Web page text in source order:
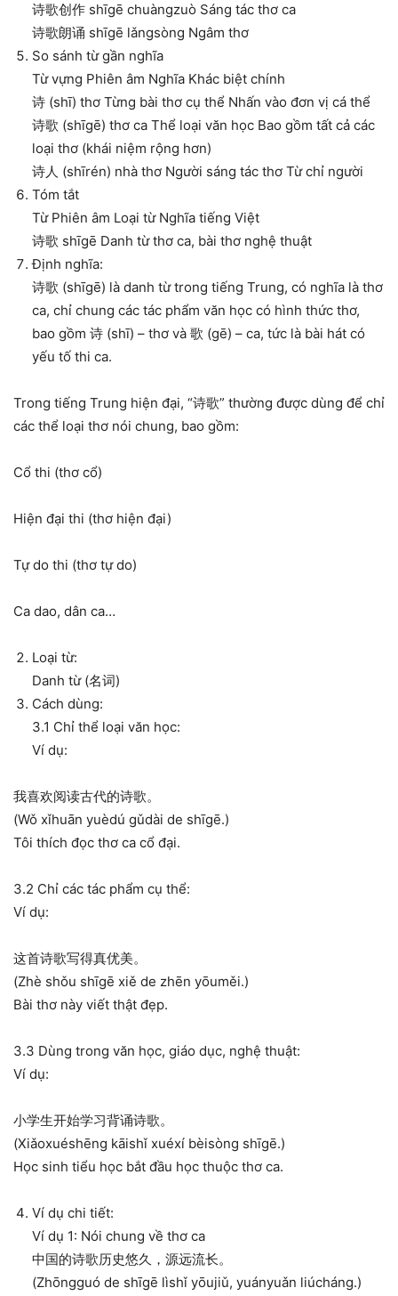
诗歌创作 shīgē chuàngzuò Sáng tác thơ ca
诗歌朗诵 shīgē lǎngsòng Ngâm thơ
So sánh từ gần nghĩa
Từ vựng Phiên âm Nghĩa Khác biệt chính
诗 (shī) thơ Từng bài thơ cụ thể Nhấn vào đơn vị cá thể
诗歌 (shīgē) thơ ca Thể loại văn học Bao gồm tất cả các
loại thơ (khái niệm rộng hơn)
诗人 (shīrén) nhà thơ Người sáng tác thơ Từ chỉ người
Tóm tắt
Từ Phiên âm Loại từ Nghĩa tiếng Việt
诗歌 shīgē Danh từ thơ ca, bài thơ nghệ thuật
Định nghĩa:
诗歌 (shīgē) là danh từ trong tiếng Trung, có nghĩa là thơ
ca, chỉ chung các tác phẩm văn học có hình thức thơ,
bao gồm 诗 (shī) – thơ và 歌 (gē) – ca, tức là bài hát có
yếu tố thi ca.
Trong tiếng Trung hiện đại, “诗歌” thường được dùng để chỉ
các thể loại thơ nói chung, bao gồm:
Cổ thi (thơ cổ)
Hiện đại thi (thơ hiện đại)
Tự do thi (thơ tự do)
Ca dao, dân ca…
Loại từ:
Danh từ (名词)
Cách dùng:
3.1 Chỉ thể loại văn học:
Ví dụ:
我喜欢阅读古代的诗歌。
(Wǒ xǐhuān yuèdú gǔdài de shīgē.)
Tôi thích đọc thơ ca cổ đại.
3.2 Chỉ các tác phẩm cụ thể:
Ví dụ:
这首诗歌写得真优美。
(Zhè shǒu shīgē xiě de zhēn yōuměi.)
Bài thơ này viết thật đẹp.
3.3 Dùng trong văn học, giáo dục, nghệ thuật:
Ví dụ:
小学生开始学习背诵诗歌。
(Xiǎoxuéshēng kāishǐ xuéxí bèisòng shīgē.)
Học sinh tiểu học bắt đầu học thuộc thơ ca.
Ví dụ chi tiết:
Ví dụ 1: Nói chung về thơ ca
中国的诗歌历史悠久，源远流长。
(Zhōngguó de shīgē lìshǐ yōujiǔ, yuányuǎn liúcháng.)